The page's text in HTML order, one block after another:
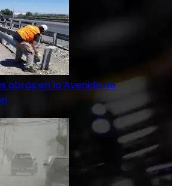
obras en la Avenida de